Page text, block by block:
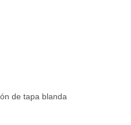
de tapa blanda